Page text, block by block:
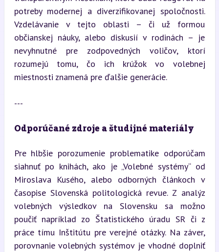
potreby modernej a diverzifikovanej spoločnosti.
Vzdelávanie v tejto oblasti – či už formou
občianskej náuky, alebo diskusií v rodinách – je
nevyhnutné pre zodpovedných voličov, ktorí
rozumejú tomu, čo ich krúžok vo volebnej
miestnosti znamená pre ďalšie generácie.
---
Odporúčané zdroje a študijné materiály
Pre hlbšie porozumenie problematike odporúčam
siahnuť po knihách, ako je „Volebné systémy“ od
Miroslava Kusého, alebo odborných článkoch v
časopise Slovenská politologická revue. Z analýz
volebných výsledkov na Slovensku sa možno
poučiť napríklad zo Štatistického úradu SR či z
práce tímu Inštitútu pre verejné otázky. Na záver,
porovnanie volebných systémov je vhodné doplniť